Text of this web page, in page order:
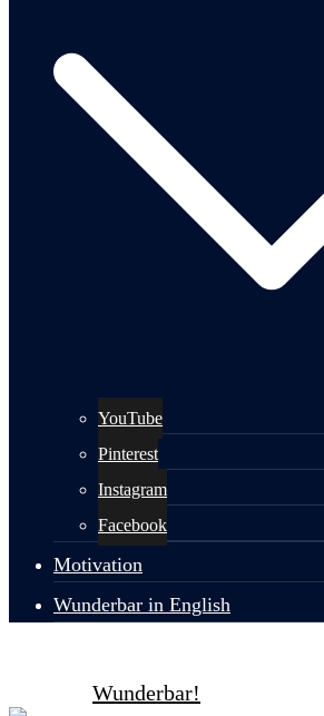
YouTube
Pinterest
Instagram
Facebook
Motivation
Wunderbar in English
Wunderbar!